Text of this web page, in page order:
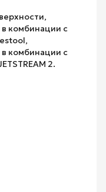
комбинации с
комбинации с
2.